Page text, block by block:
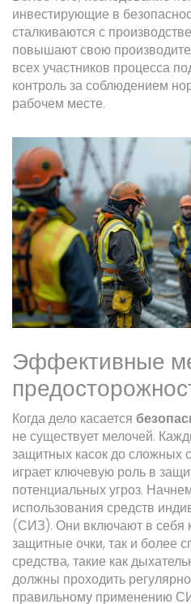
инвестирующие в
сталкиваются с
повышают свою
всех участников процесса
контроль за соблюдением
рабочем месте.
Эффективные
Когда дело касается
не существует мелочей.
защитных касок до сложных
играет ключевую роль в
потенциальных угроз.
использования средств
(СИЗ). Они включают в себя
защитные очки, так и более
средства, такие как
должны проходить
правильному применению